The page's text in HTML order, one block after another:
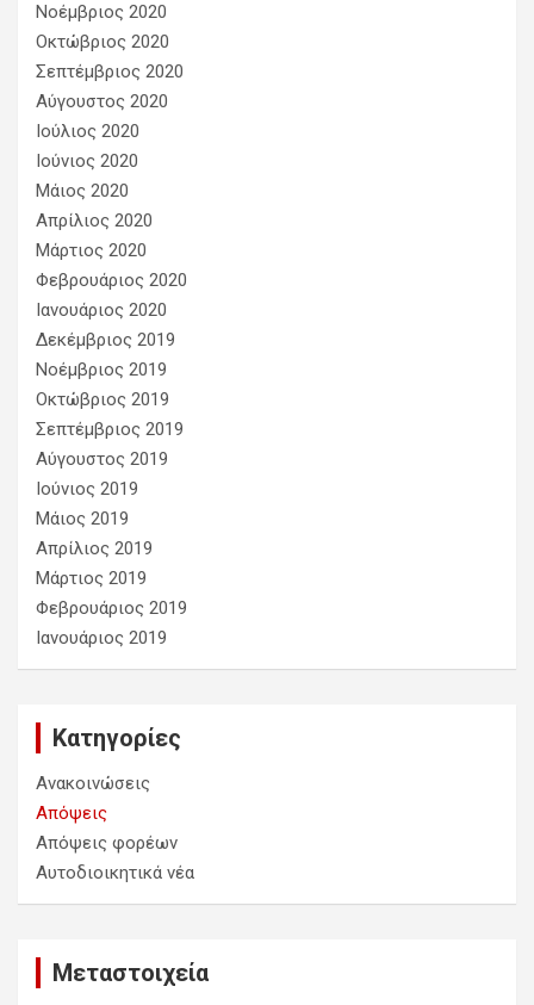
Νοέμβριος 2020
Οκτώβριος 2020
Σεπτέμβριος 2020
Αύγουστος 2020
Ιούλιος 2020
Ιούνιος 2020
Μάιος 2020
Απρίλιος 2020
Μάρτιος 2020
Φεβρουάριος 2020
Ιανουάριος 2020
Δεκέμβριος 2019
Νοέμβριος 2019
Οκτώβριος 2019
Σεπτέμβριος 2019
Αύγουστος 2019
Ιούνιος 2019
Μάιος 2019
Απρίλιος 2019
Μάρτιος 2019
Φεβρουάριος 2019
Ιανουάριος 2019
Kατηγορίες
Ανακοινώσεις
Απόψεις
Απόψεις φορέων
Αυτοδιοικητικά νέα
Μεταστοιχεία